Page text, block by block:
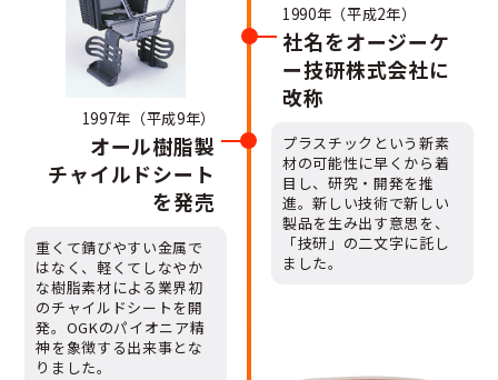
1990年（平成2年）
社名をオージーケ
ー技研株式会社に
改称
プラスチックという新素
材の可能性に早くから着
目し、研究・開発を推
進。新しい技術で新しい
製品を生み出す意思を、
「技研」の二文字に託し
ました。
1997年（平成9年）
オール樹脂製
チャイルドシート
を発売
重くて錆びやすい金属で
はなく、軽くてしなやか
な樹脂素材による業界初
のチャイルドシートを開
発。OGKのパイオニア精
神を象徴する出来事とな
りました。